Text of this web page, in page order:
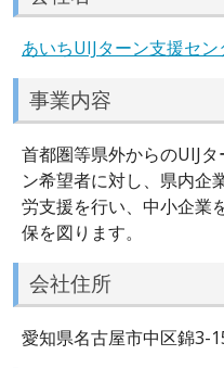
あいちUIJターン支援セン
事業内容
首都圏等県外からのUIJ
ン希望者に対し、県内企
労支援を行い、中小企業
保を図ります。
会社住所
愛知県名古屋市中区錦